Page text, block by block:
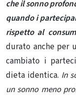
che il sonno
quando i
rispetto al
durato anche per
cambiato i
dieta identica. In
un sonno meno